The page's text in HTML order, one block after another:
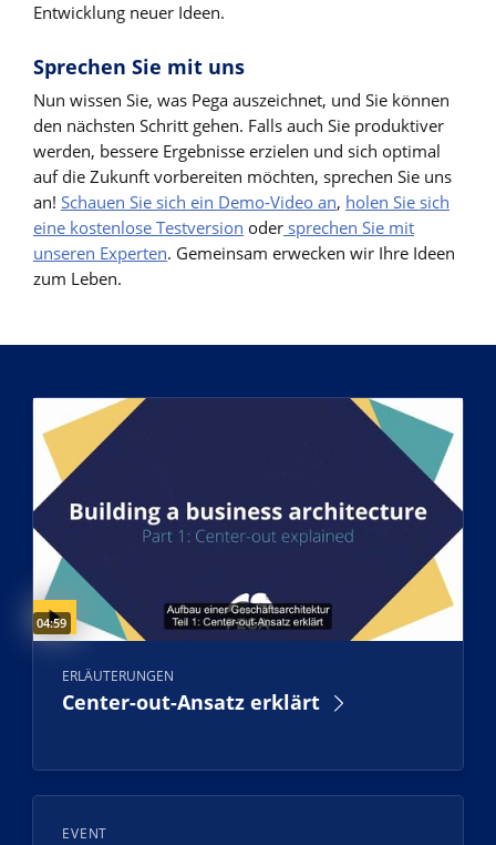
Entwicklung neuer Ideen.
Sprechen Sie mit uns
Nun wissen Sie, was Pega auszeichnet, und Sie können
den nächsten Schritt gehen. Falls auch Sie produktiver
werden, bessere Ergebnisse erzielen und sich optimal
auf die Zukunft vorbereiten möchten, sprechen Sie uns
an! Schauen Sie sich ein Demo-Video an, holen Sie sich
eine kostenlose Testversion oder sprechen Sie mit
unseren Experten. Gemeinsam erwecken wir Ihre Ideen
zum Leben.
Video duration:
04:59
ERLÄUTERUNGEN
Center-out-Ansatz erklärt
EVENT